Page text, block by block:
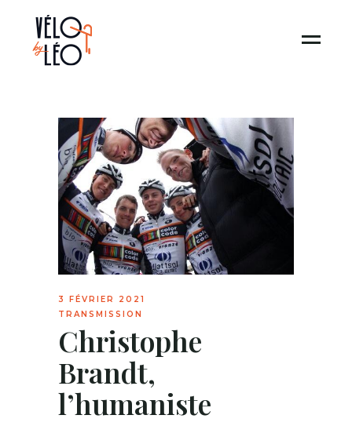
3 FÉVRIER 2021
TRANSMISSION
Christophe
Brandt,
l’humaniste